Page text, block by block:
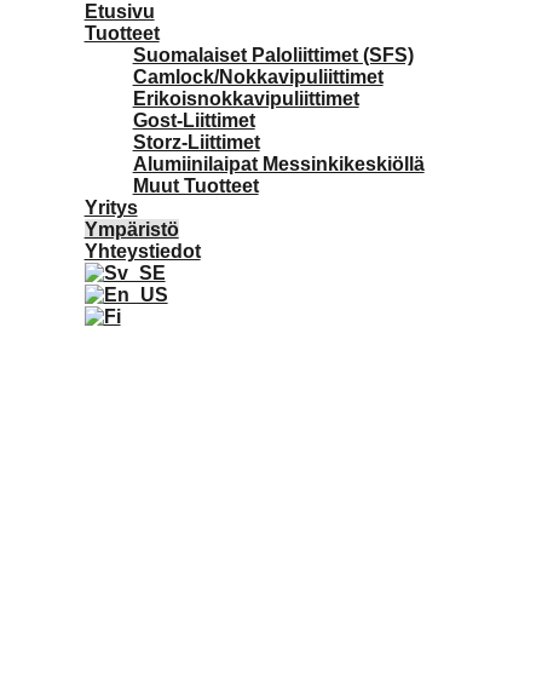
Etusivu
Tuotteet
Suomalaiset Paloliittimet (SFS)
Camlock/Nokkavipuliittimet
Erikoisnokkavipuliittimet
Gost-Liittimet
Storz-Liittimet
Alumiinilaipat Messinkikeskiöllä
Muut Tuotteet
Yritys
Ympäristö
Yhteystiedot